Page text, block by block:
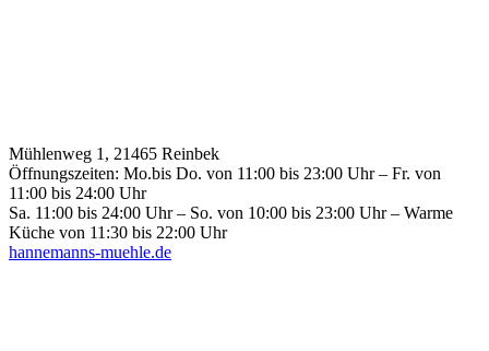
Mühlenweg 1, 21465 Reinbek
Öffnungszeiten: Mo.bis Do. von 11:00 bis 23:00 Uhr – Fr. von
11:00 bis 24:00 Uhr
Sa. 11:00 bis 24:00 Uhr – So. von 10:00 bis 23:00 Uhr – Warme
Küche von 11:30 bis 22:00 Uhr
hannemanns-muehle.de